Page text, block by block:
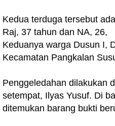
Kedua terduga tersebut
Raj, 37 tahun dan NA, 26,
Keduanya warga Dusun I,
Kecamatan Pangkalan
Penggeledahan dilakukan
setempat, Ilyas Yusuf. Di
ditemukan barang bukti